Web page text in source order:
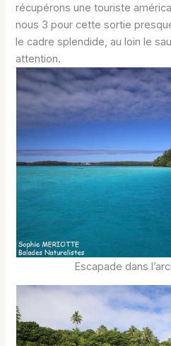
récupérons une touriste
nous 3 pour cette sortie
le cadre splendide, au loin le
attention.
Escapade dans